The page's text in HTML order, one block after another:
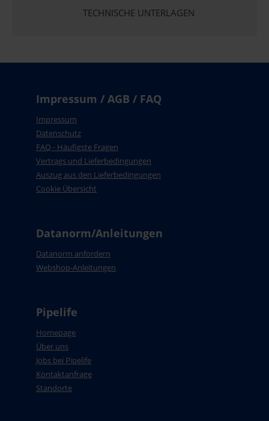
TECHNISCHE UNTERLAGEN
Impressum / AGB / FAQ
Impressum
Datenschutz
FAQ - Häufigste Fragen
Vertrags und Lieferbedingungen
Auszug aus den Lieferbedingungen
Cookie Übersicht
Datanorm/Anleitungen
Datanorm anfordern
Webshop-Anleitungen
Pipelife
Homepage
Über uns
Jobs bei Pipelife
Kontaktanfrage
Standorte